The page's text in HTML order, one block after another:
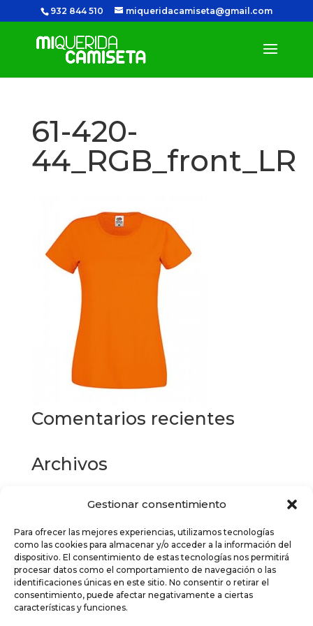
Gestionar consentimiento
Para ofrecer las mejores experiencias, utilizamos tecnologías
como las cookies para almacenar y/o acceder a la información del
dispositivo. El consentimiento de estas tecnologías nos permitirá
procesar datos como el comportamiento de navegación o las
identificaciones únicas en este sitio. No consentir o retirar el
consentimiento, puede afectar negativamente a ciertas
características y funciones.
932 844 510 miqueridacamiseta@gmail.com
61-420-
44_RGB_front_LR
Comentarios recientes
Archivos
Categorías
No hay categorías
Meta
Acceder
Feed de entradas